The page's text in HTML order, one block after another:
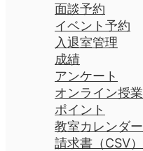
入退室管理
アンケート
面談予約
成績
ポイント
イベント予約
オンライン授業
請求書（CSV）
教室カレンダー